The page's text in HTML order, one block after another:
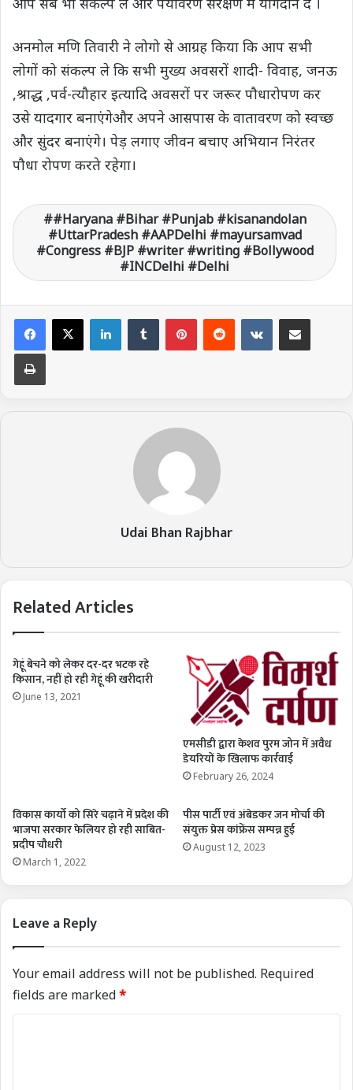
अनमोल मणि तिवारी ने लोगो से आग्रह किया कि आप सभी
लोगों को संकल्प ले कि सभी मुख्य अवसरों शादी- विवाह, जनऊ
,श्राद्ध ,पर्व-त्यौहार इत्यादि अवसरों पर जरूर पौधारोपण कर
उसे यादगार बनाएंगेऔर अपने आसपास के वातावरण को स्वच्छ
और सुंदर बनाएंगे। पेड़ लगाए जीवन बचाए अभियान निरंतर
पौधा रोपण करते रहेगा।
#Haryana #Bihar #Punjab #kisanandolan
#UttarPradesh #AAPDelhi #mayursamvad
#Congress #BJP #writer #writing #Bollywood
#INCDelhi #Delhi
LinkedIn VKontakte
Udai Bhan Rajbhar
Related Articles
गेहूं बेचने को लेकर दर-दर भटक रहे
किसान, नहीं हो रही गेहूं की खरीदारी
June 13, 2021
एमसीडी द्वारा केशव पुरम जोन में अवैध
डेयरियों के खिलाफ कार्रवाई
February 26, 2024
विकास कार्यो को सिरे चढ़ाने में प्रदेश की
भाजपा सरकार फेलियर हो रही साबित-
प्रदीप चौधरी
March 1, 2022
पीस पार्टी एवं अंबेडकर जन मोर्चा की
संयुक्त प्रेस कांफ्रेंस सम्पन्न हुई
August 12, 2023
Leave a Reply
Your email address will not be published. Required
fields are marked*